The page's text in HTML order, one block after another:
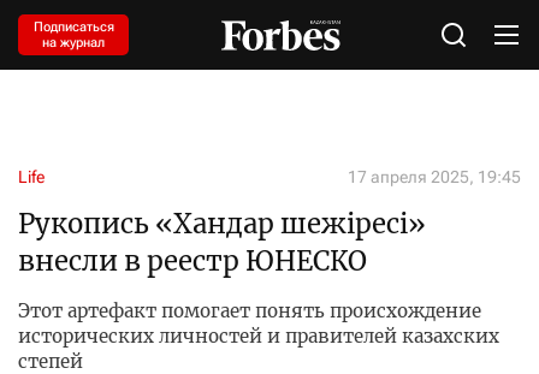
Подписаться
на журнал
Life 17 апреля 2025, 19:45
Рукопись «Хандар шежіресі»
внесли в реестр ЮНЕСКО
Этот артефакт помогает понять происхождение
исторических личностей и правителей казахских
степей